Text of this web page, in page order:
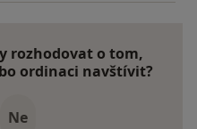
rozhodovat o tom,
ordinaci navštívit?
Ne